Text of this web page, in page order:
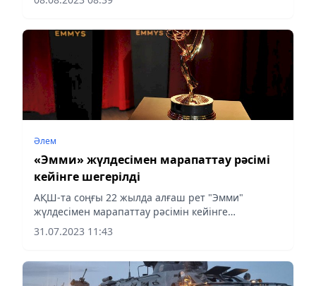
Әлем
«Эмми» жүлдесімен марапаттау рәсімі
кейінге шегерілді
АҚШ-та соңғы 22 жылда алғаш рет "Эмми"
жүлдесімен марапаттау рәсімін кейінге
қалдырды.
31.07.2023 11:43